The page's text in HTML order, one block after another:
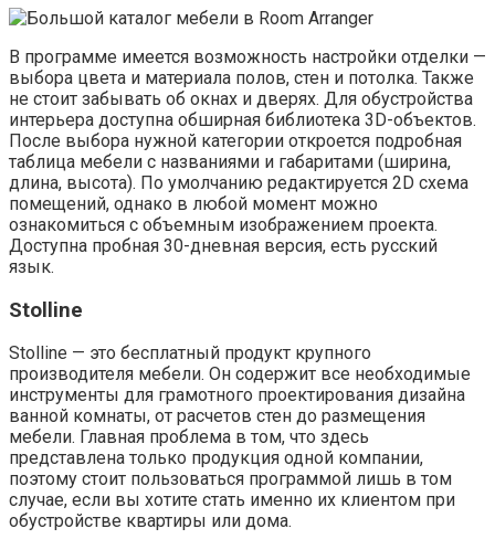
В программе имеется возможность настройки отделки —
выбора цвета и материала полов, стен и потолка. Также
не стоит забывать об окнах и дверях. Для обустройства
интерьера доступна обширная библиотека 3D-объектов.
После выбора нужной категории откроется подробная
таблица мебели с названиями и габаритами (ширина,
длина, высота). По умолчанию редактируется 2D схема
помещений, однако в любой момент можно
ознакомиться с объемным изображением проекта.
Доступна пробная 30-дневная версия, есть русский
язык.
Stolline
Stolline — это бесплатный продукт крупного
производителя мебели. Он содержит все необходимые
инструменты для грамотного проектирования дизайна
ванной комнаты, от расчетов стен до размещения
мебели. Главная проблема в том, что здесь
представлена только продукция одной компании,
поэтому стоит пользоваться программой лишь в том
случае, если вы хотите стать именно их клиентом при
обустройстве квартиры или дома.